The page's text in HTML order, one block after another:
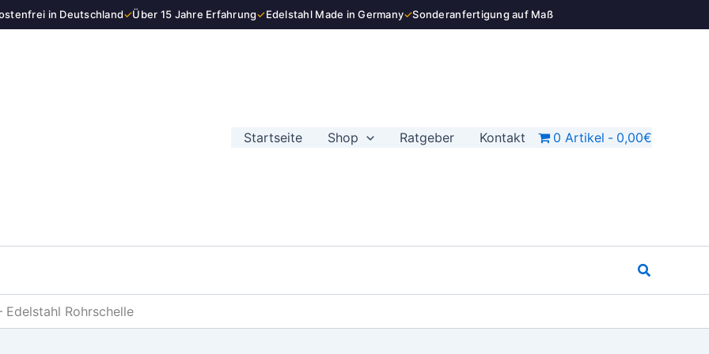
in Deutschland✓Über 15 Jahre Erfahrung✓Edelstahl Made in Germany✓Sonderanfertigung auf Maß
Startseite Shop Ratgeber Kontakt 0 Artikel 0,00€
Suchen
Rohrschelle
–
Edelstahl